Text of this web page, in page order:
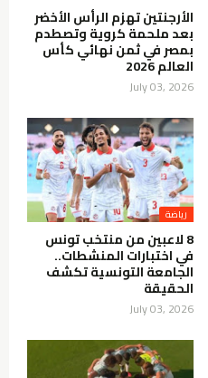
الأرجنتين تهزم الرأس الأخضر
بعد ملحمة كروية وتصطدم
بمصر في ثمن نهائي كأس
العالم 2026
July 03, 2026
رياضة
8 لاعبين من منتخب تونس
في اختبارات المنشطات..
الجامعة التونسية تكشف
الحقيقة
July 03, 2026